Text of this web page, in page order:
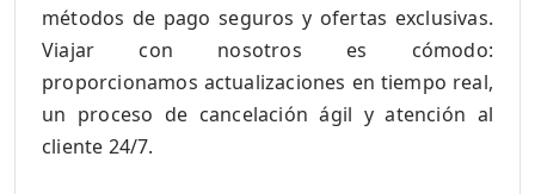
métodos de pago seguros y ofertas exclusivas.
Viajar con nosotros es cómodo:
proporcionamos actualizaciones en tiempo real,
un proceso de cancelación ágil y atención al
cliente 24/7.